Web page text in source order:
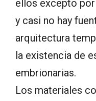
ellos excepto por
y casi no hay
arquitectura
la existencia de
embrionarias.
Los materiales